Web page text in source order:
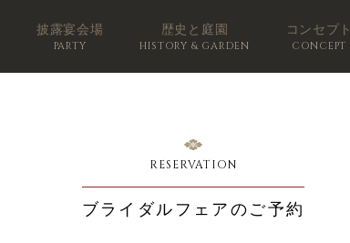
披露宴会場
PARTY
歴史と庭園
HISTORY & GARDEN
コンセプト
CONCEPT
RESERVATION
ブライダルフェアのご予約